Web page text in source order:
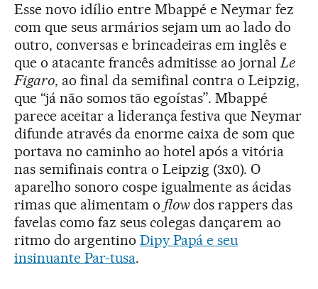
Esse novo idílio entre Mbappé e Neymar fez
com que seus armários sejam um ao lado do
outro, conversas e brincadeiras em inglês e
que o atacante francês admitisse ao jornalLe
Figaro, ao final da semifinal contra o Leipzig,
que “já não somos tão egoístas”. Mbappé
parece aceitar a liderança festiva que Neymar
difunde através da enorme caixa de som que
portava no caminho ao hotel após a vitória
nas semifinais contra o Leipzig (3x0). O
aparelho sonoro cospe igualmente as ácidas
rimas que alimentam o flowdos rappers das
favelas como faz seus colegas dançarem ao
ritmo do argentino Dipy Papá e seu
insinuante Par-tusa.